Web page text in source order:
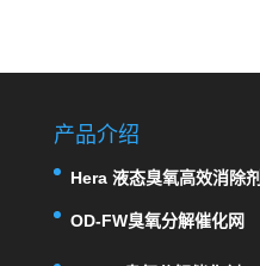
产品介绍
Hera 液态臭氧高效消除剂
OD-FW臭氧分解催化网